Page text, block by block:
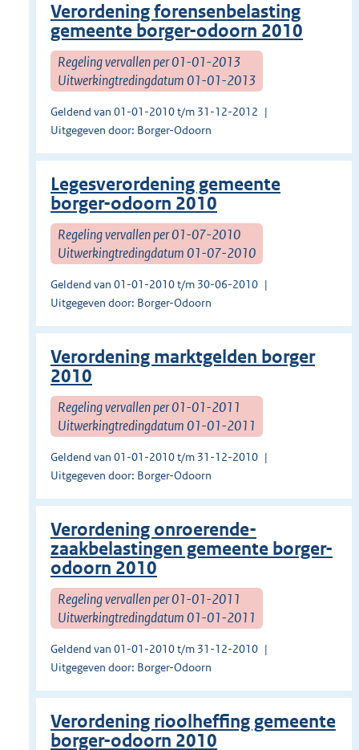
Verordening forensenbelasting
gemeente borger-odoorn 2010
Regeling vervallen per 01-01-2013
Uitwerkingtredingdatum 01-01-2013
Geldend van 01-01-2010 t/m 31-12-2012
Uitgegeven door: Borger-Odoorn
Legesverordening gemeente
borger-odoorn 2010
Regeling vervallen per 01-07-2010
Uitwerkingtredingdatum 01-07-2010
Geldend van 01-01-2010 t/m 30-06-2010
Uitgegeven door: Borger-Odoorn
Verordening marktgelden borger
2010
Regeling vervallen per 01-01-2011
Uitwerkingtredingdatum 01-01-2011
Geldend van 01-01-2010 t/m 31-12-2010
Uitgegeven door: Borger-Odoorn
Verordening onroerende-
zaakbelastingen gemeente borger-
odoorn 2010
Regeling vervallen per 01-01-2011
Uitwerkingtredingdatum 01-01-2011
Geldend van 01-01-2010 t/m 31-12-2010
Uitgegeven door: Borger-Odoorn
Verordening rioolheffing gemeente
borger-odoorn 2010